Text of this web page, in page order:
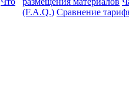
(F.A.Q.) Cравнение